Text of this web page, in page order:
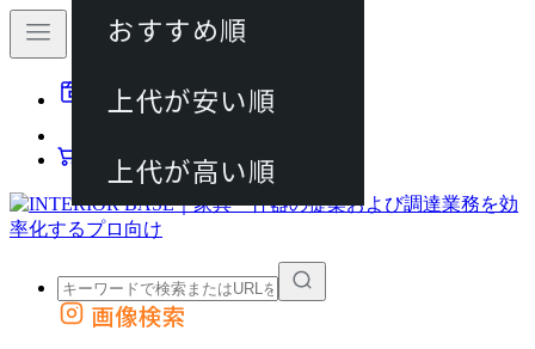
動画マニュアル
カート
外部サイトの商品をカートに追加
画像検索
おすすめ順
上代が安い順
上代が高い順